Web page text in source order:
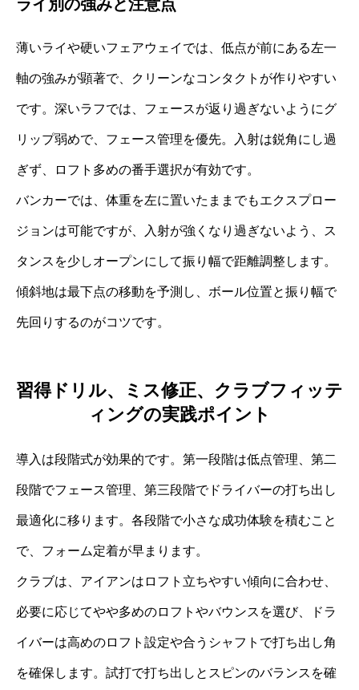
ライ別の強みと注意点
薄いライや硬いフェアウェイでは、低点が前にある左一
軸の強みが顕著で、クリーンなコンタクトが作りやすい
です。深いラフでは、フェースが返り過ぎないようにグ
リップ弱めで、フェース管理を優先。入射は鋭角にし過
ぎず、ロフト多めの番手選択が有効です。
バンカーでは、体重を左に置いたままでもエクスプロー
ジョンは可能ですが、入射が強くなり過ぎないよう、ス
タンスを少しオープンにして振り幅で距離調整します。
傾斜地は最下点の移動を予測し、ボール位置と振り幅で
先回りするのがコツです。
習得ドリル、ミス修正、クラブフィッテ
ィングの実践ポイント
導入は段階式が効果的です。第一段階は低点管理、第二
段階でフェース管理、第三段階でドライバーの打ち出し
最適化に移ります。各段階で小さな成功体験を積むこと
で、フォーム定着が早まります。
クラブは、アイアンはロフト立ちやすい傾向に合わせ、
必要に応じてやや多めのロフトやバウンスを選び、ドラ
イバーは高めのロフト設定や合うシャフトで打ち出し角
を確保します。試打で打ち出しとスピンのバランスを確